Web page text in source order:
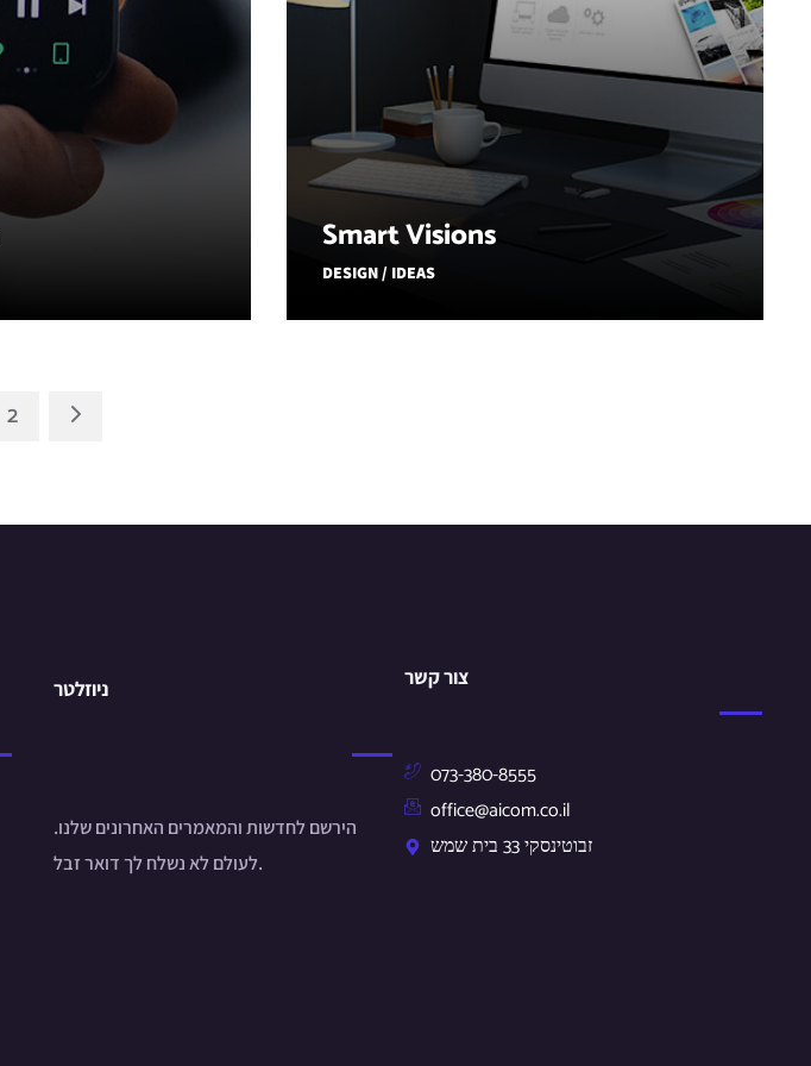
Smart Visions
DESIGN / IDEAS
2
ניוזלטר
הירשם לחדשות והמאמרים האחרונים שלנו.
לעולם לא נשלח לך דואר זבל.
צור קשר
073-380-8555
office@aicom.co.il
זבוטינסקי 33 בית שמש